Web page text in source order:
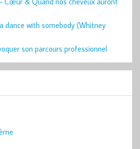
dance with somebody (Whitney
son parcours professionnel